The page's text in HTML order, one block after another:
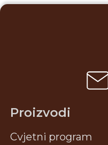
Proizvodi
Cvjetni program